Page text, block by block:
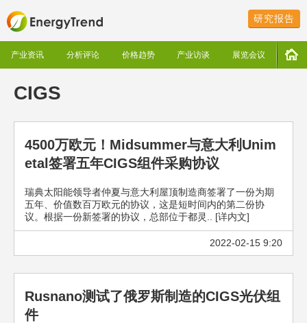
研究报告
产业资讯 分析评论 价格趋势 产业访谈 展览会议
CIGS
4500万欧元！Midsummer与意大利Unim
etal签署五年CIGS组件采购协议
瑞典太阳能领导者仲夏与意大利屋顶制造商签署了一份为期
五年、价值数百万欧元的协议，这是短时间内的第二份协
议。根据一份新签署的协议，总部位于都灵.. [详内文]
2022-02-15 9:20
Rusnano测试了俄罗斯制造的CIGS光伏组
件